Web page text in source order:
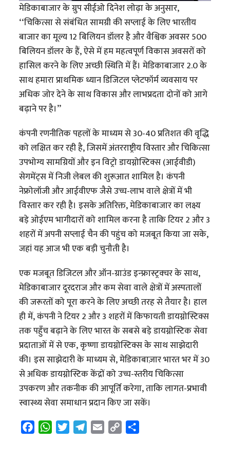
मेडिकाबाजार के ग्रुप सीईओ दिनेश लोढ़ा के अनुसार,
‘‘चिकित्सा से संबंधित सामग्री की सप्लाई के लिए भारतीय
बाजार का मूल्य 12 बिलियन डॉलर है और वैश्विक अवसर 500
बिलियन डॉलर के हैं, ऐसे में हम महत्वपूर्ण विकास अवसरों को
हासिल करने के लिए अच्छी स्थिति में हैं। मेडिकाबाजार 2.0 के
साथ हमारा प्राथमिक ध्यान डिजिटल प्लेटफॉर्म व्यवसाय पर
अधिक जोर देने के साथ विकास और लाभप्रदता दोनों को आगे
बढ़ाने पर है।’’
कंपनी रणनीतिक पहलों के माध्यम से 30-40 प्रतिशत की वृद्धि
को लक्षित कर रही है, जिसमें अंतरराष्ट्रीय विस्तार और चिकित्सा
उपभोग्य सामग्रियों और इन विट्रो डायग्नोस्टिक्स (आईवीडी)
सेगमेंट्स में निजी लेबल की शुरूआत शामिल है। कंपनी
नेफ्रोलॉजी और आईवीएफ जैसे उच्च-लाभ वाले क्षेत्रों में भी
विस्तार कर रही है। इसके अतिरिक्त, मेडिकाबाजार का लक्ष्य
बड़े ओईएम भागीदारों को शामिल करना है ताकि टियर 2 और 3
शहरों में अपनी सप्लाई चैन की पहुंच को मजबूत किया जा सके,
जहां यह आज भी एक बड़ी चुनौती है।
एक मजबूत डिजिटल और ऑन-ग्राउंड इन्फ्रास्ट्रक्चर के साथ,
मेडिकाबाजार दूरदराज और कम सेवा वाले क्षेत्रों में अस्पतालों
की जरूरतों को पूरा करने के लिए अच्छी तरह से तैयार है। हाल
ही में, कंपनी ने टियर 2 और 3 शहरों में किफायती डायग्नोस्टिक्स
तक पहुँच बढ़ाने के लिए भारत के सबसे बड़े डायग्नोस्टिक सेवा
प्रदाताओं में से एक, कृष्णा डायग्नोस्टिक्स के साथ साझेदारी
की। इस साझेदारी के माध्यम से, मेडिकाबाज़ार भारत भर में 30
से अधिक डायग्नोस्टिक केंद्रों को उच्च-स्तरीय चिकित्सा
उपकरण और तकनीक की आपूर्ति करेगा, ताकि लागत-प्रभावी
स्वास्थ्य सेवा समाधान प्रदान किए जा सकें।
F
W
T
T
E
C